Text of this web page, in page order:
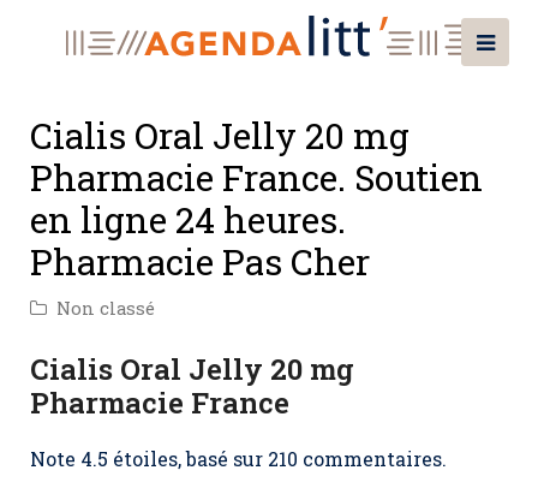
Cialis Oral Jelly 20 mg
Pharmacie France. Soutien
en ligne 24 heures.
Pharmacie Pas Cher
Non classé
Cialis Oral Jelly 20 mg
Pharmacie France
Note 4.5 étoiles, basé sur 210 commentaires.